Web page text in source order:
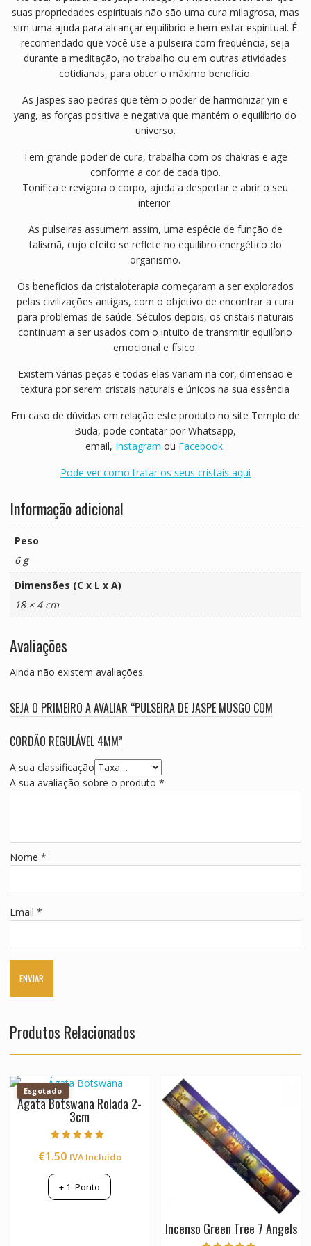
suas propriedades espirituais não são uma cura milagrosa, mas
sim uma ajuda para alcançar equilíbrio e bem-estar espiritual. É
recomendado que você use a pulseira com frequência, seja
durante a meditação, no trabalho ou em outras atividades
cotidianas, para obter o máximo benefício.
As Jaspes são pedras que têm o poder de harmonizar yin e
yang, as forças positiva e negativa que mantém o equilíbrio do
universo.
Tem grande poder de cura, trabalha com os chakras e age
conforme a cor de cada tipo.
Tonifica e revigora o corpo, ajuda a despertar e abrir o seu
interior.
As pulseiras assumem assim, uma espécie de função de
talismã, cujo efeito se reflete no equilibro energético do
organismo.
Os benefícios da cristaloterapia começaram a ser explorados
pelas civilizações antigas, com o objetivo de encontrar a cura
para problemas de saúde. Séculos depois, os cristais naturais
continuam a ser usados com o intuito de transmitir equilíbrio
emocional e físico.
Existem várias peças e todas elas variam na cor, dimensão e
textura por serem cristais naturais e únicos na sua essência
Em caso de dúvidas em relação este produto no site Templo de
Buda, pode contatar por Whatsapp,
email, Instagram ou Facebook.
Pode ver como tratar os seus cristais aqui
Informação adicional
Peso
6 g
Dimensões (C x L x A)
18 × 4 cm
Avaliações
Ainda não existem avaliações.
SEJA O PRIMEIRO A AVALIAR “PULSEIRA DE JASPE MUSGO COM
CORDÃO REGULÁVEL 4MM”
A sua classificação
A sua avaliação sobre o produto *
Nome *
Email *
Produtos Relacionados
Esgotado
Ágata Botswana Rolada 2-
3cm
5.00
€1.50 IVA Incluído
+ 1 Ponto
Incenso Green Tree 7 Angels